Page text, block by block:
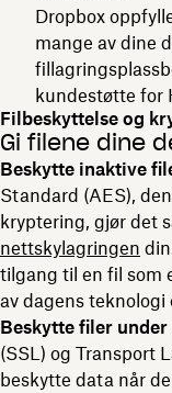
Dropbox
mange av dine
kundestøtte for
Filbeskyttelse og
Gi filene dine
Beskytte inaktive
Standard (AES),
kryptering, gjør det
nettskylagringen
tilgang til en fil som
av dagens
Beskytte filer
(SSL) og Transport
beskytte data når